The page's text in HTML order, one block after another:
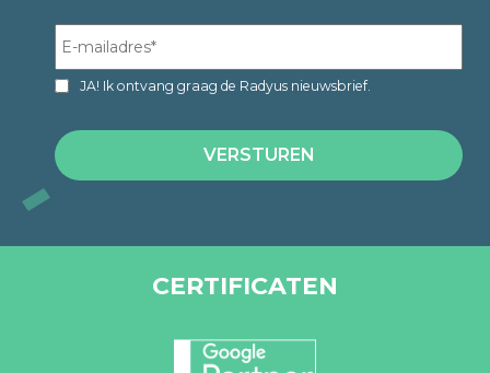
JA! Ik ontvang graag de Radyus nieuwsbrief.
CERTIFICATEN